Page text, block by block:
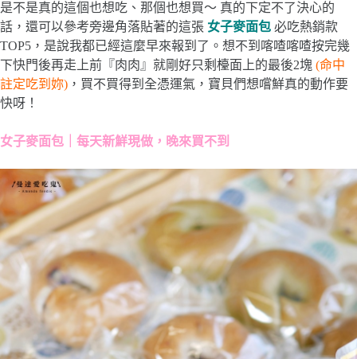
是不是真的這個也想吃、那個也想買～ 真的下定不了決心的
話，還可以參考旁邊角落貼著的這張 女子麥面包 必吃熱銷款
TOP5，是說我都已經這麼早來報到了。想不到喀喳喀喳按完幾
下快門後再走上前『肉肉』就剛好只剩檯面上的最後2塊 (命中
註定吃到妳) ，買不買得到全憑運氣，寶貝們想嚐鮮真的動作要
快呀！
女子麥面包｜每天新鮮現做，晚來買不到